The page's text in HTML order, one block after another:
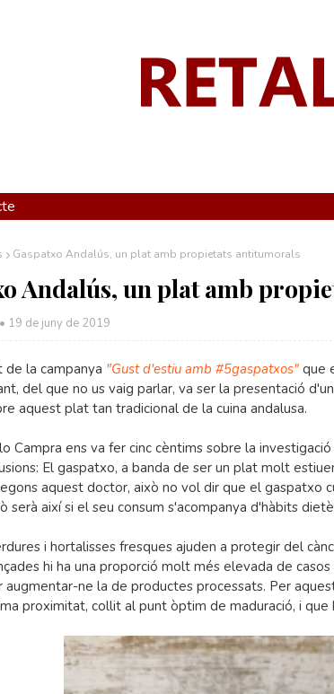
Gaspatxo Andalús, un plat amb propietats antitumorals
Andalús, un plat amb
• 19 de juny de 2019
de la campanya "Gust d'estiu amb #5gaspatxos" que
del que no us vaig parlar, va ser la presentació
aquest plat tan tradicional de la cuina andalusa.
Campra ens va fer cinc cèntims sobre la
El gaspatxo, a banda de ser un plat molt
aquest doctor, això no vol dir que el gaspatxo
serà així si el seu consum s'acompanya d'hàbits
i hortalisses fresques ajuden a protegir del
hi ha una proporció molt més elevada de
ne la de productes processats. Per
proximitat, collit al punt òptim de maduració, i